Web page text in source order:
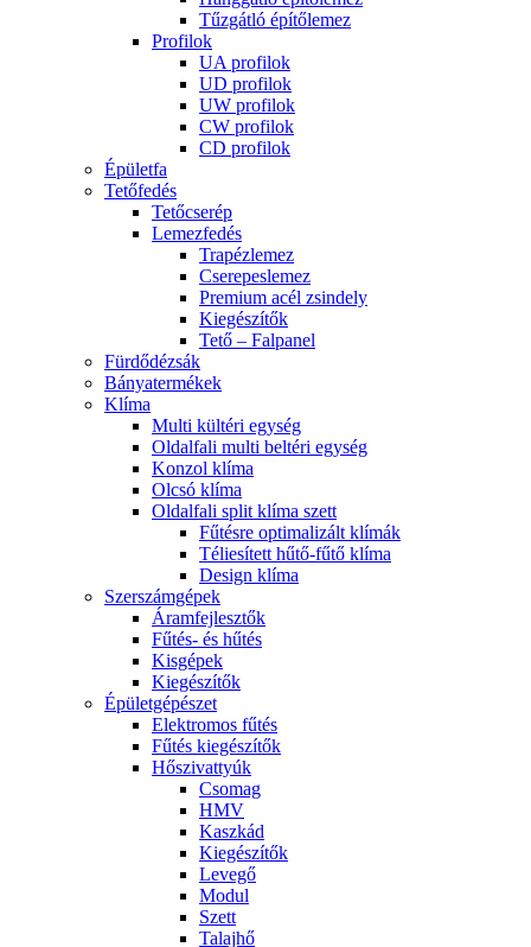
Tűzgátló építőlemez
Profilok
UA profilok
UD profilok
UW profilok
CW profilok
CD profilok
Épületfa
Tetőfedés
Tetőcserép
Lemezfedés
Trapézlemez
Cserepeslemez
Premium acél zsindely
Kiegészítők
Tető – Falpanel
Fürdődézsák
Bányatermékek
Klíma
Multi kültéri egység
Oldalfali multi beltéri egység
Konzol klíma
Olcsó klíma
Oldalfali split klíma szett
Fűtésre optimalizált klímák
Téliesített hűtő-fűtő klíma
Design klíma
Szerszámgépek
Áramfejlesztők
Fűtés- és hűtés
Kisgépek
Kiegészítők
Épületgépészet
Elektromos fűtés
Fűtés kiegészítők
Hőszivattyúk
Csomag
HMV
Kaszkád
Kiegészítők
Levegő
Modul
Szett
Talajhő